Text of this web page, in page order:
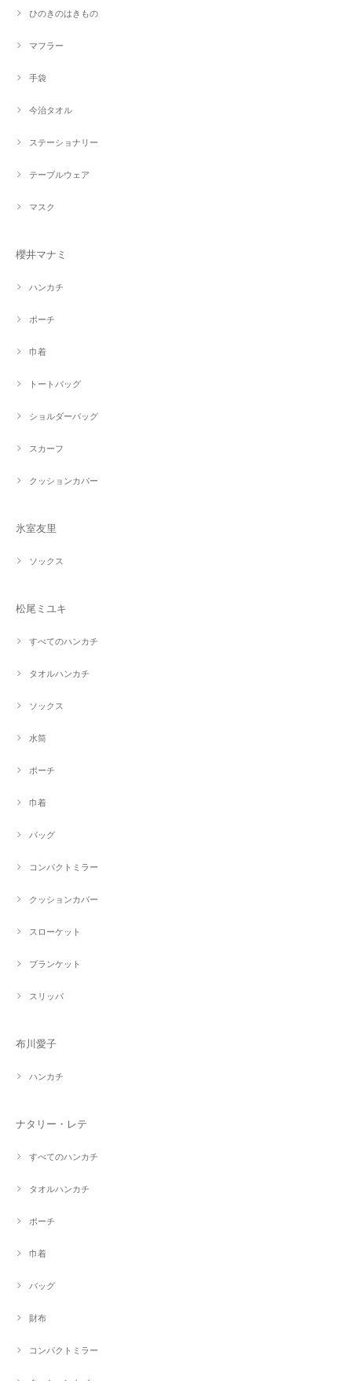
ひのきのはきもの
マフラー
手袋
今治タオル
ステーショナリー
テーブルウェア
マスク
櫻井マナミ
ハンカチ
ポーチ
巾着
トートバッグ
ショルダーバッグ
スカーフ
クッションカバー
氷室友里
ソックス
松尾ミユキ
すべてのハンカチ
タオルハンカチ
ソックス
水筒
ポーチ
巾着
バッグ
コンパクトミラー
クッションカバー
スローケット
ブランケット
スリッパ
布川愛子
ハンカチ
ナタリー・レテ
すべてのハンカチ
タオルハンカチ
ポーチ
巾着
バッグ
財布
コンパクトミラー